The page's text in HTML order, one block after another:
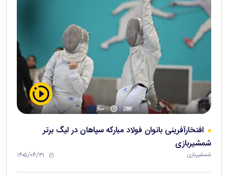
افتخارآفرینی بانوان فولاد مبارکه سپاهان در لیگ برتر
شمشیربازی
شمشیربازی ۱۴۰۵/۰۴/۳۱